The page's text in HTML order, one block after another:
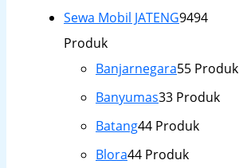
Sewa Mobil JATENG9494
Produk
Banjarnegara55 Produk
Banyumas33 Produk
Batang44 Produk
Blora44 Produk